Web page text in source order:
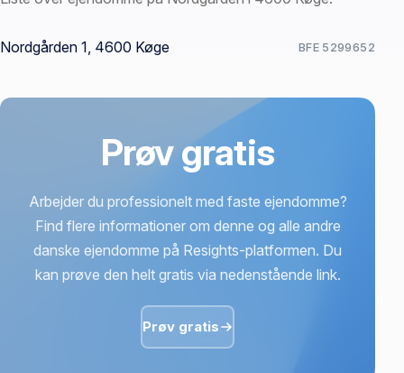
Offentlige ejendomssider
Nordgården 1, 4600 Køge BFE 5299652
Prøv gratis
Arbejder du professionelt med faste ejendomme?
Find flere informationer om denne og alle andre
danske ejendomme på Resights-platformen. Du
kan prøve den helt gratis via nedenstående link.
Prøv gratis